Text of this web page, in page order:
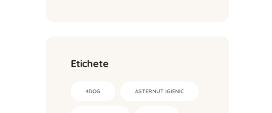
Etichete
4DOG ASTERNUT IGIENIC